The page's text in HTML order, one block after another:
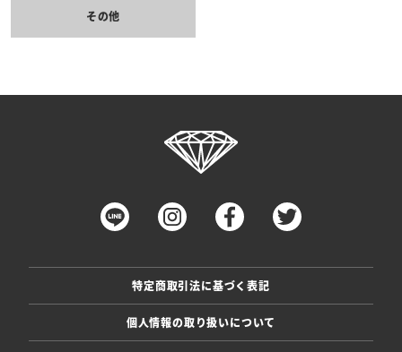
その他
特定商取引法に基づく表記
個人情報の取り扱いについて